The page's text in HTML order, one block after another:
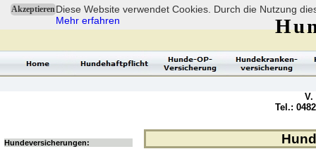
AkzeptierenDiese Website verwendet Cookies. Durch die Nutzung
Mehr erfahren
V.
Tel.:
Hundeversicherungen: